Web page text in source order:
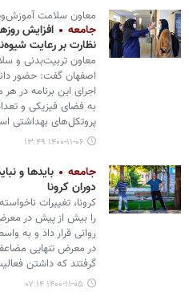
معاون سلامت
جامعه
افزایش
نظارت بر رعایت
معاون تربیت‌بدنی و
اصفهان گفت: حضور
اجرای این برنامه در
به فضای فیزیکی و
پروتکل‌های بهداشتی
۱۴۰۰-۱۱-۰۶ ۱۳:۴۹
جامعه
بایدها و
دوران کرونا
کرونا، تغییرات
را بیش از پیش در
روانی قرار داد و به
در معرض تنهایی
گرفتند که داشتن
۱۴۰۰-۱۱-۰۵ ۰۷:۱۴